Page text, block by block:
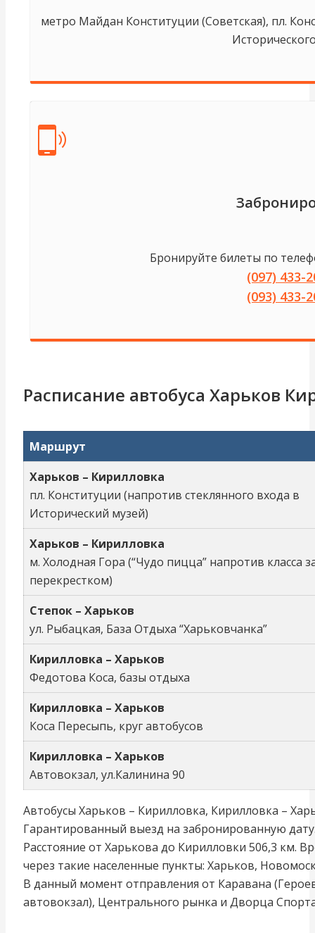
метро Майдан Конституции (Советская), пл.
Бронируйте билеты по
(097) 433-
(093) 433-
Расписание автобуса Харьков
Маршрут
Харьков – Кирилловка
пл. Конституции (напротив стеклянного входа в
Исторический музей)
Харьков – Кирилловка
м. Холодная Гора (“Чудо пицца” напротив класса
перекрестком)
Степок – Харьков
ул. Рыбацкая, База Отдыха “Харьковчанка”
Кирилловка – Харьков
Федотова Коса, базы отдыха
Кирилловка – Харьков
Коса Пересыпь, круг автобусов
Кирилловка – Харьков
Автовокзал, ул.Калинина 90
Автобусы Харьков – Кирилловка, Кирилловка –
Гарантированный выезд на забронированную
Расстояние от Харькова до Кирилловки 506,3 км.
через такие населенные пункты: Харьков,
В данный момент отправления от Каравана
автовокзал), Центрального рынка и Дворца